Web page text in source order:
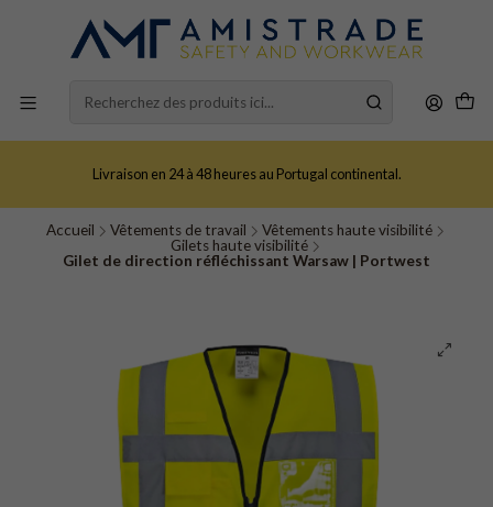
Livraison en 24 à 48 heures au Portugal continental.
Accueil Vêtements de travail
Vêtements haute visibilité
Gilets haute visibilité
Gilet de direction réfléchissant Warsaw | Portwest